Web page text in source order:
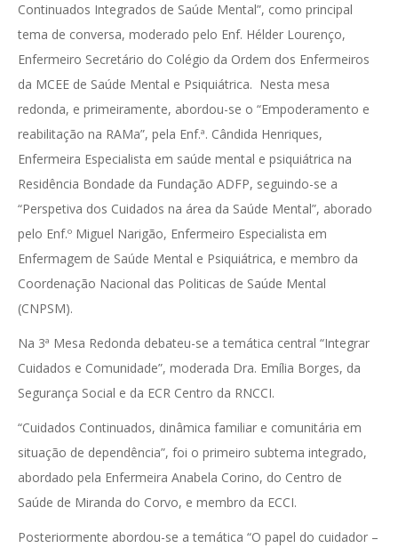
Continuados Integrados de Saúde Mental”, como principal
tema de conversa, moderado pelo Enf. Hélder Lourenço,
Enfermeiro Secretário do Colégio da Ordem dos Enfermeiros
da MCEE de Saúde Mental e Psiquiátrica. Nesta mesa
redonda, e primeiramente, abordou-se o “Empoderamento e
reabilitação na RAMa”, pela Enf.ª. Cândida Henriques,
Enfermeira Especialista em saúde mental e psiquiátrica na
Residência Bondade da Fundação ADFP, seguindo-se a
“Perspetiva dos Cuidados na área da Saúde Mental”, aborado
pelo Enf.º Miguel Narigão, Enfermeiro Especialista em
Enfermagem de Saúde Mental e Psiquiátrica, e membro da
Coordenação Nacional das Politicas de Saúde Mental
(CNPSM).
Na 3ª Mesa Redonda debateu-se a temática central “Integrar
Cuidados e Comunidade”, moderada Dra. Emília Borges, da
Segurança Social e da ECR Centro da RNCCI.
“Cuidados Continuados, dinâmica familiar e comunitária em
situação de dependência”, foi o primeiro subtema integrado,
abordado pela Enfermeira Anabela Corino, do Centro de
Saúde de Miranda do Corvo, e membro da ECCI.
Posteriormente abordou-se a temática “O papel do cuidador –